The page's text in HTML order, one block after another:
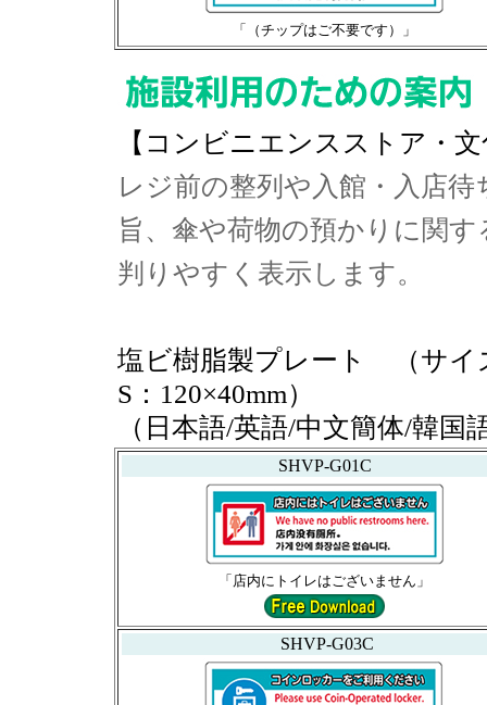
「（チップはご不要です）」
【コンビニエンスストア・
レジ前の整列や入館・入店
旨、傘や荷物の預かりに関
判りやすく表示します。
塩ビ樹脂製プレート （サ
S：120×40mm）
（日本語/英語/中文簡体/韓
SHVP-G01C
「店内にトイレはございません」
SHVP-G03C